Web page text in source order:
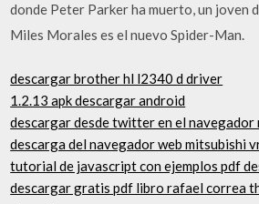
donde Peter Parker ha muerto, un joven
Miles Morales es el nuevo Spider-Man.
descargar brother hl l2340 d driver
1.2.13 apk descargar android
descargar desde twitter en el navegador
descarga del navegador web mitsubishi
tutorial de javascript con ejemplos pdf
descargar gratis pdf libro rafael correa